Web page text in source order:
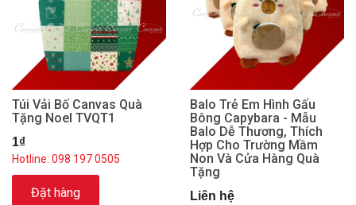
Túi Vải Bố Canvas Quà
Tặng Noel TVQT1
1₫
Hotline: 098 197 0505
Đặt hàng
Balo Trẻ Em Hình Gấu
Bông Capybara - Mẫu
Balo Dễ Thương, Thích
Hợp Cho Trường Mầm
Non Và Cửa Hàng Quà
Tặng
Liên hệ